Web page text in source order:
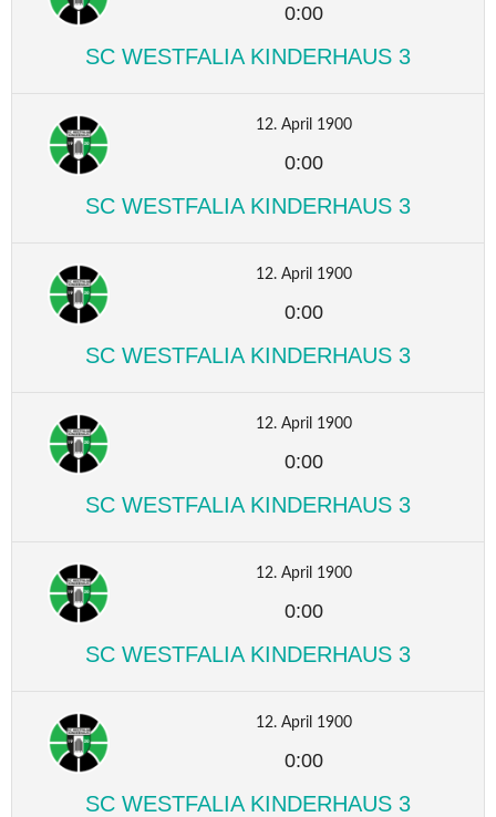
0:00
SC WESTFALIA KINDERHAUS 3
12. April 1900
0:00
SC WESTFALIA KINDERHAUS 3
12. April 1900
0:00
SC WESTFALIA KINDERHAUS 3
12. April 1900
0:00
SC WESTFALIA KINDERHAUS 3
12. April 1900
0:00
SC WESTFALIA KINDERHAUS 3
12. April 1900
0:00
SC WESTFALIA KINDERHAUS 3